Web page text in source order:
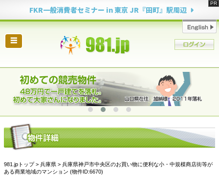
FKR一般消費者セミナー in 東京 JR『田町』駅周辺
☰
981.jpトップ> 兵庫県 > 兵庫県神戸市中央区のお買い物に便利な小・中規模商店街等が
ある商業地域のマンション (物件ID:6670)